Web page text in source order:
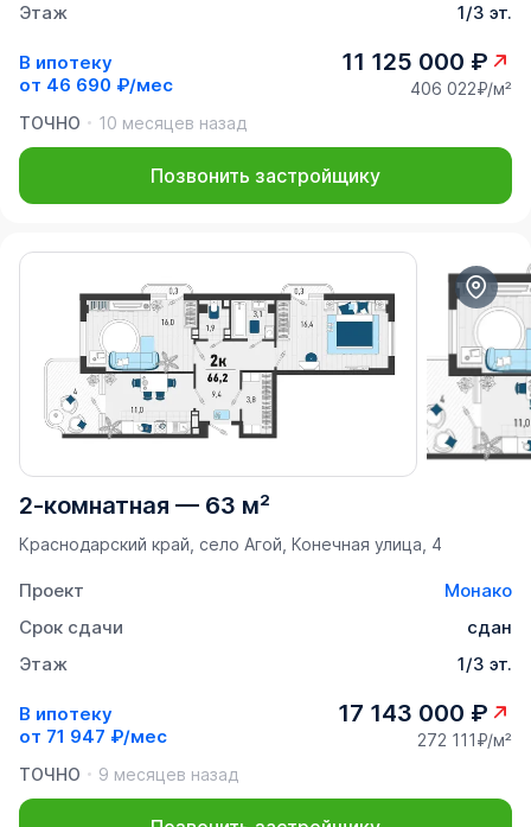
Этаж
1/3 эт.
В ипотеку
от 46 690 ₽/мес
11 125 000 ₽
406 022₽/м²
ТОЧНО
10 месяцев назад
Позвонить застройщику
2-комнатная — 63 м²
Краснодарский край, село Агой, Конечная улица, 4
Проект
Монако
Срок сдачи
сдан
Этаж
1/3 эт.
В ипотеку
от 71 947 ₽/мес
17 143 000 ₽
272 111₽/м²
ТОЧНО
9 месяцев назад